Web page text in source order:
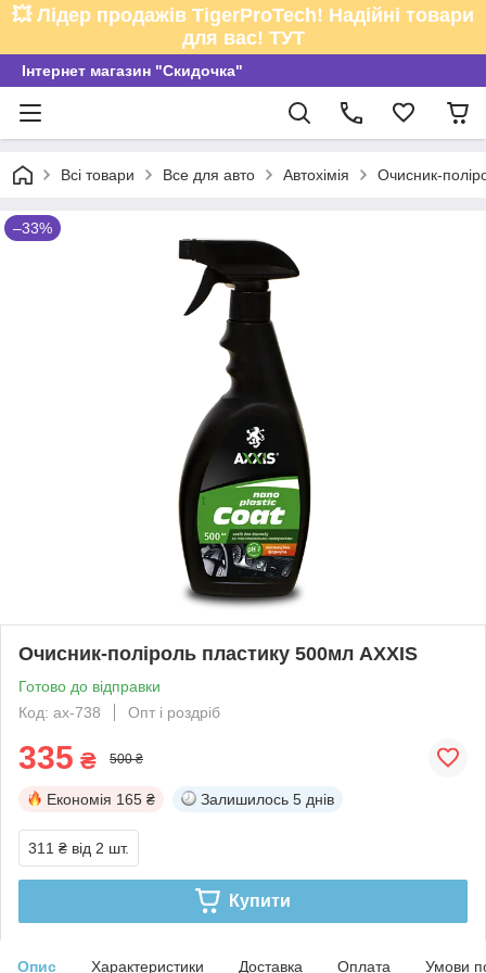
💥 Лідер продажів TigerProTech! Надійні товари
для вас! ТУТ
Інтернет магазин "Скидочка"
Всі товари Все для авто Автохімія Очисник-
–33%
Очисник-поліроль пластику 500мл AXXIS
Готово до відправки
Код: ax-738
Опт і роздріб
335 ₴ 500 ₴
Економія 165 ₴ Залишилось 5 днів
311 ₴ від 2 шт.
Купити
Опис Характеристики Доставка Оплата Умови